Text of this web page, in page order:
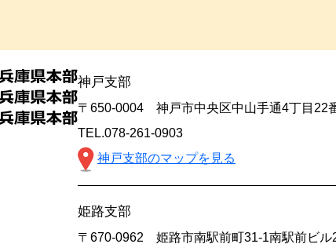
神戸支部
〒650-0004 神戸市中央区中山手通4丁目22
TEL.078-261-0903
神戸支部のマップを見る
姫路支部
〒670-0962 姫路市南駅前町31-1南駅前ビル